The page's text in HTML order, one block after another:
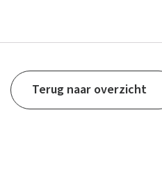
Terug naar overzicht